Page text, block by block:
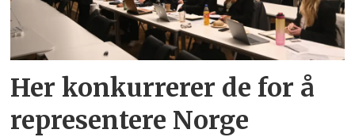
Her konkurrerer de for å
representere Norge